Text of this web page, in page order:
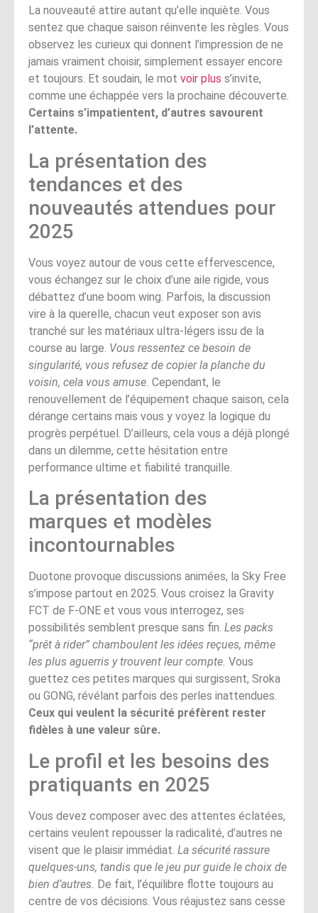
La nouveauté attire autant qu’elle inquiète. Vous
sentez que chaque saison réinvente les règles. Vous
observez les curieux qui donnent l’impression de ne
jamais vraiment choisir, simplement essayer encore
et toujours. Et soudain, le mot voir plus s’invite,
comme une échappée vers la prochaine découverte.
Certains s’impatientent, d’autres savourent
l’attente.
La présentation des
tendances et des
nouveautés attendues pour
2025
Vous voyez autour de vous cette effervescence,
vous échangez sur le choix d’une aile rigide, vous
débattez d’une boom wing. Parfois, la discussion
vire à la querelle, chacun veut exposer son avis
tranché sur les matériaux ultra-légers issu de la
course au large. Vous ressentez ce besoin de
singularité, vous refusez de copier la planche du
voisin, cela vous amuse. Cependant, le
renouvellement de l’équipement chaque saison, cela
dérange certains mais vous y voyez la logique du
progrès perpétuel. D’ailleurs, cela vous a déjà plongé
dans un dilemme, cette hésitation entre
performance ultime et fiabilité tranquille.
La présentation des
marques et modèles
incontournables
Duotone provoque discussions animées, la Sky Free
s’impose partout en 2025. Vous croisez la Gravity
FCT de F-ONE et vous vous interrogez, ses
possibilités semblent presque sans fin. Les packs
“prêt à rider” chamboulent les idées reçues, même
les plus aguerris y trouvent leur compte. Vous
guettez ces petites marques qui surgissent, Sroka
ou GONG, révélant parfois des perles inattendues.
Ceux qui veulent la sécurité préfèrent rester
fidèles à une valeur sûre.
Le profil et les besoins des
pratiquants en 2025
Vous devez composer avec des attentes éclatées,
certains veulent repousser la radicalité, d’autres ne
visent que le plaisir immédiat. La sécurité rassure
quelques-uns, tandis que le jeu pur guide le choix de
bien d’autres. De fait, l’équilibre flotte toujours au
centre de vos décisions. Vous réajustez sans cesse